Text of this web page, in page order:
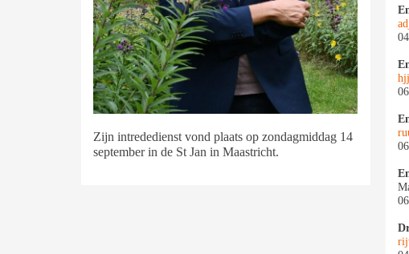
Zijn intrededienst vond plaats op zondagmiddag 14
september in de St Jan in Maastricht.